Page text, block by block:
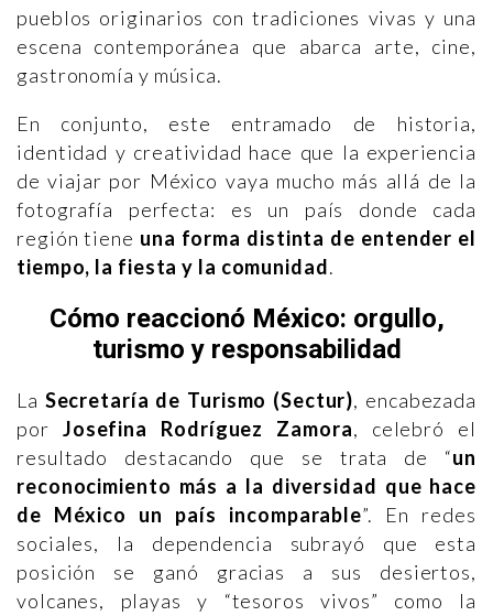
pueblos originarios con tradiciones vivas y una
escena contemporánea que abarca arte, cine,
gastronomía y música.
En conjunto, este entramado de historia,
identidad y creatividad hace que la experiencia
de viajar por México vaya mucho más allá de la
fotografía perfecta: es un país donde cada
región tiene una forma distinta de entender el
tiempo, la fiesta y la comunidad.
Cómo reaccionó México: orgullo,
turismo y responsabilidad
La Secretaría de Turismo (Sectur), encabezada
por Josefina Rodríguez Zamora, celebró el
resultado destacando que se trata de “un
reconocimiento más a la diversidad que hace
de México un país incomparable”. En redes
sociales, la dependencia subrayó que esta
posición se ganó gracias a sus desiertos,
volcanes, playas y “tesoros vivos” como la